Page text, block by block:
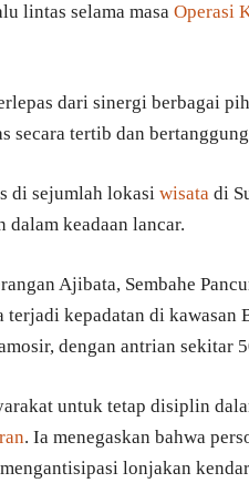
lintas selama masa Operasi
dari sinergi berbagai
secara tertib dan
di sejumlah lokasi wisata di
keadaan lancar.
Ajibata, Sembahe
terjadi kepadatan di kawasan
dengan antrian sekitar
untuk tetap disiplin
. Ia menegaskan bahwa
lonjakan